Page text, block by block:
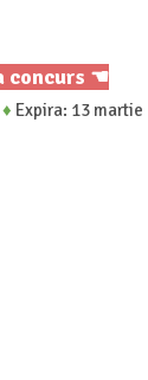
concurs ☚
♦ Expira: 13 martie